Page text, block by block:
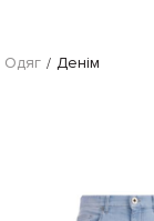
Одяг Денім